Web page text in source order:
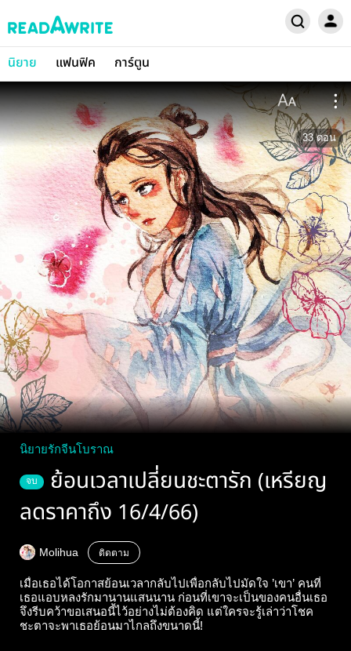
นิยาย แฟนฟิค การ์ตูน
33 ตอน
นิยายรักจีนโบราณ
จบ
ย้อนเวลาเปลี่ยนชะตารัก (เหรียญ
ลดราคาถึง 16/4/66)
Molihua ติดตาม
เมื่อเธอได้โอกาสย้อนเวลากลับไปเพื่อกลับไปมัดใจ ’เขา’ คนที่
เธอแอบหลงรักมานานแสนนาน ก่อนที่เขาจะเป็นของคนอื่นเธอ
จึงรีบคว้าขอเสนอนี้ไว้อย่างไม่ต้องคิด แต่ใครจะรู้เล่าว่าโชค
ชะตาจะพาเธอย้อนมาไกลถึงขนาดนี้!